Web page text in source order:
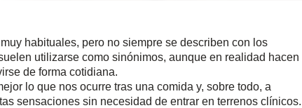
habituales, pero no siempre se describen con los
utilizarse como sinónimos, aunque en realidad hacen
de forma cotidiana.
lo que nos ocurre tras una comida y, sobre todo, a
sensaciones sin necesidad de entrar en terrenos clínicos.